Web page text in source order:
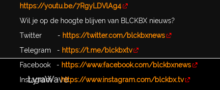
https://youtu.be/7RgyLDVlAg4
Wil je op de hoogte blijven van BLCKBX nieuws?
Twitter - https://twitter.com/blckbxnews
Telegram - https://t.me/blckbxtv
Facebook - https://www.facebook.com/blckbxnews
Instagram -https://www.instagram.com/blckbx.tv
LyraWave